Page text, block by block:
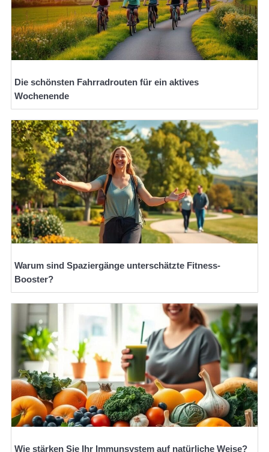
Die schönsten Fahrradrouten für ein aktives
Wochenende
Warum sind Spaziergänge unterschätzte Fitness-
Booster?
Wie stärken Sie Ihr Immunsystem auf natürliche Weise?